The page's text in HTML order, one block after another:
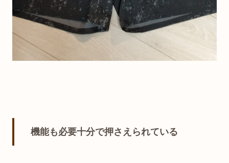
機能も必要十分で押さえられている